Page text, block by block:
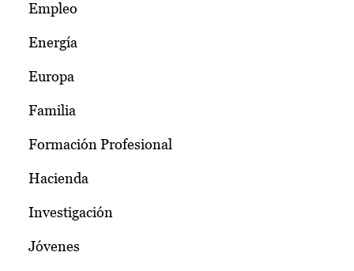
Empleo
Energía
Europa
Familia
Formación Profesional
Hacienda
Investigación
Jóvenes